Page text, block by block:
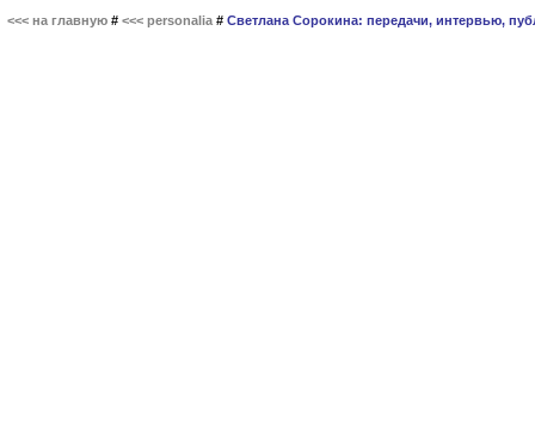
<<< на главную # <<< personalia # Светлана Сорокина: передачи, интервью,